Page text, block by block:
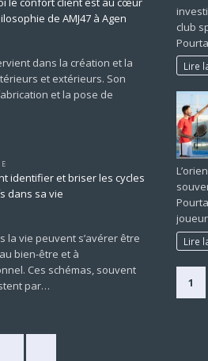
de AMJ47 à Agen
dans la création et la
et extérieurs. Son
et la pose de
identifier et briser les cycles
dans sa vie
la vie peuvent s’avérer être
bien-être et à
Ces schémas, souvent
par…
club
Lire
Lire
1